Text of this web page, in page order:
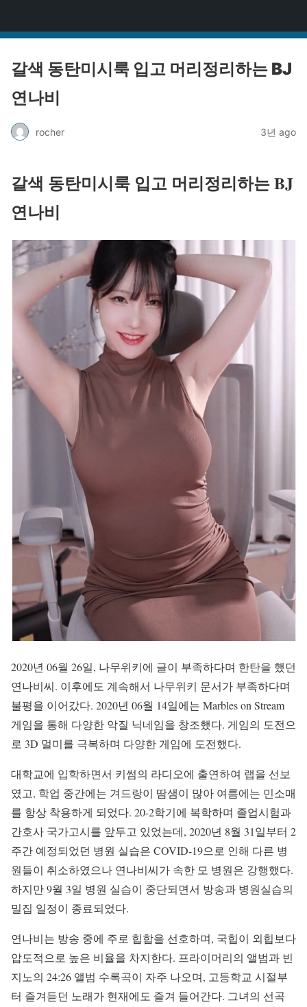
갈색 동탄미시룩 입고 머리정리하는 BJ
연나비
rocher 3년 ago
갈색 동탄미시룩 입고 머리정리하는 BJ
연나비
2020년 06월 26일, 나무위키에 글이 부족하다며 한탄을 했던
연나비씨. 이후에도 계속해서 나무위키 문서가 부족하다며
불평을 이어갔다. 2020년 06월 14일에는 Marbles on Stream
게임을 통해 다양한 악질 닉네임을 창조했다. 게임의 도전으
로 3D 멀미를 극복하며 다양한 게임에 도전했다.
대학교에 입학하면서 키썸의 라디오에 출연하여 랩을 선보
였고, 학업 중간에는 겨드랑이 땀샘이 많아 여름에는 민소매
를 항상 착용하게 되었다. 20-2학기에 복학하며 졸업시험과
간호사 국가고시를 앞두고 있었는데, 2020년 8월 31일부터 2
주간 예정되었던 병원 실습은 COVID-19으로 인해 다른 병
원들이 취소하였으나 연나비씨가 속한 모 병원은 강행했다.
하지만 9월 3일 병원 실습이 중단되면서 방송과 병원실습의
밀집 일정이 종료되었다.
연나비는 방송 중에 주로 힙합을 선호하며, 국힙이 외힙보다
압도적으로 높은 비율을 차지한다. 프라이머리의 앨범과 빈
지노의 24:26 앨범 수록곡이 자주 나오며, 고등학교 시절부
터 즐겨듣던 노래가 현재에도 즐겨 들어간다. 그녀의 선곡